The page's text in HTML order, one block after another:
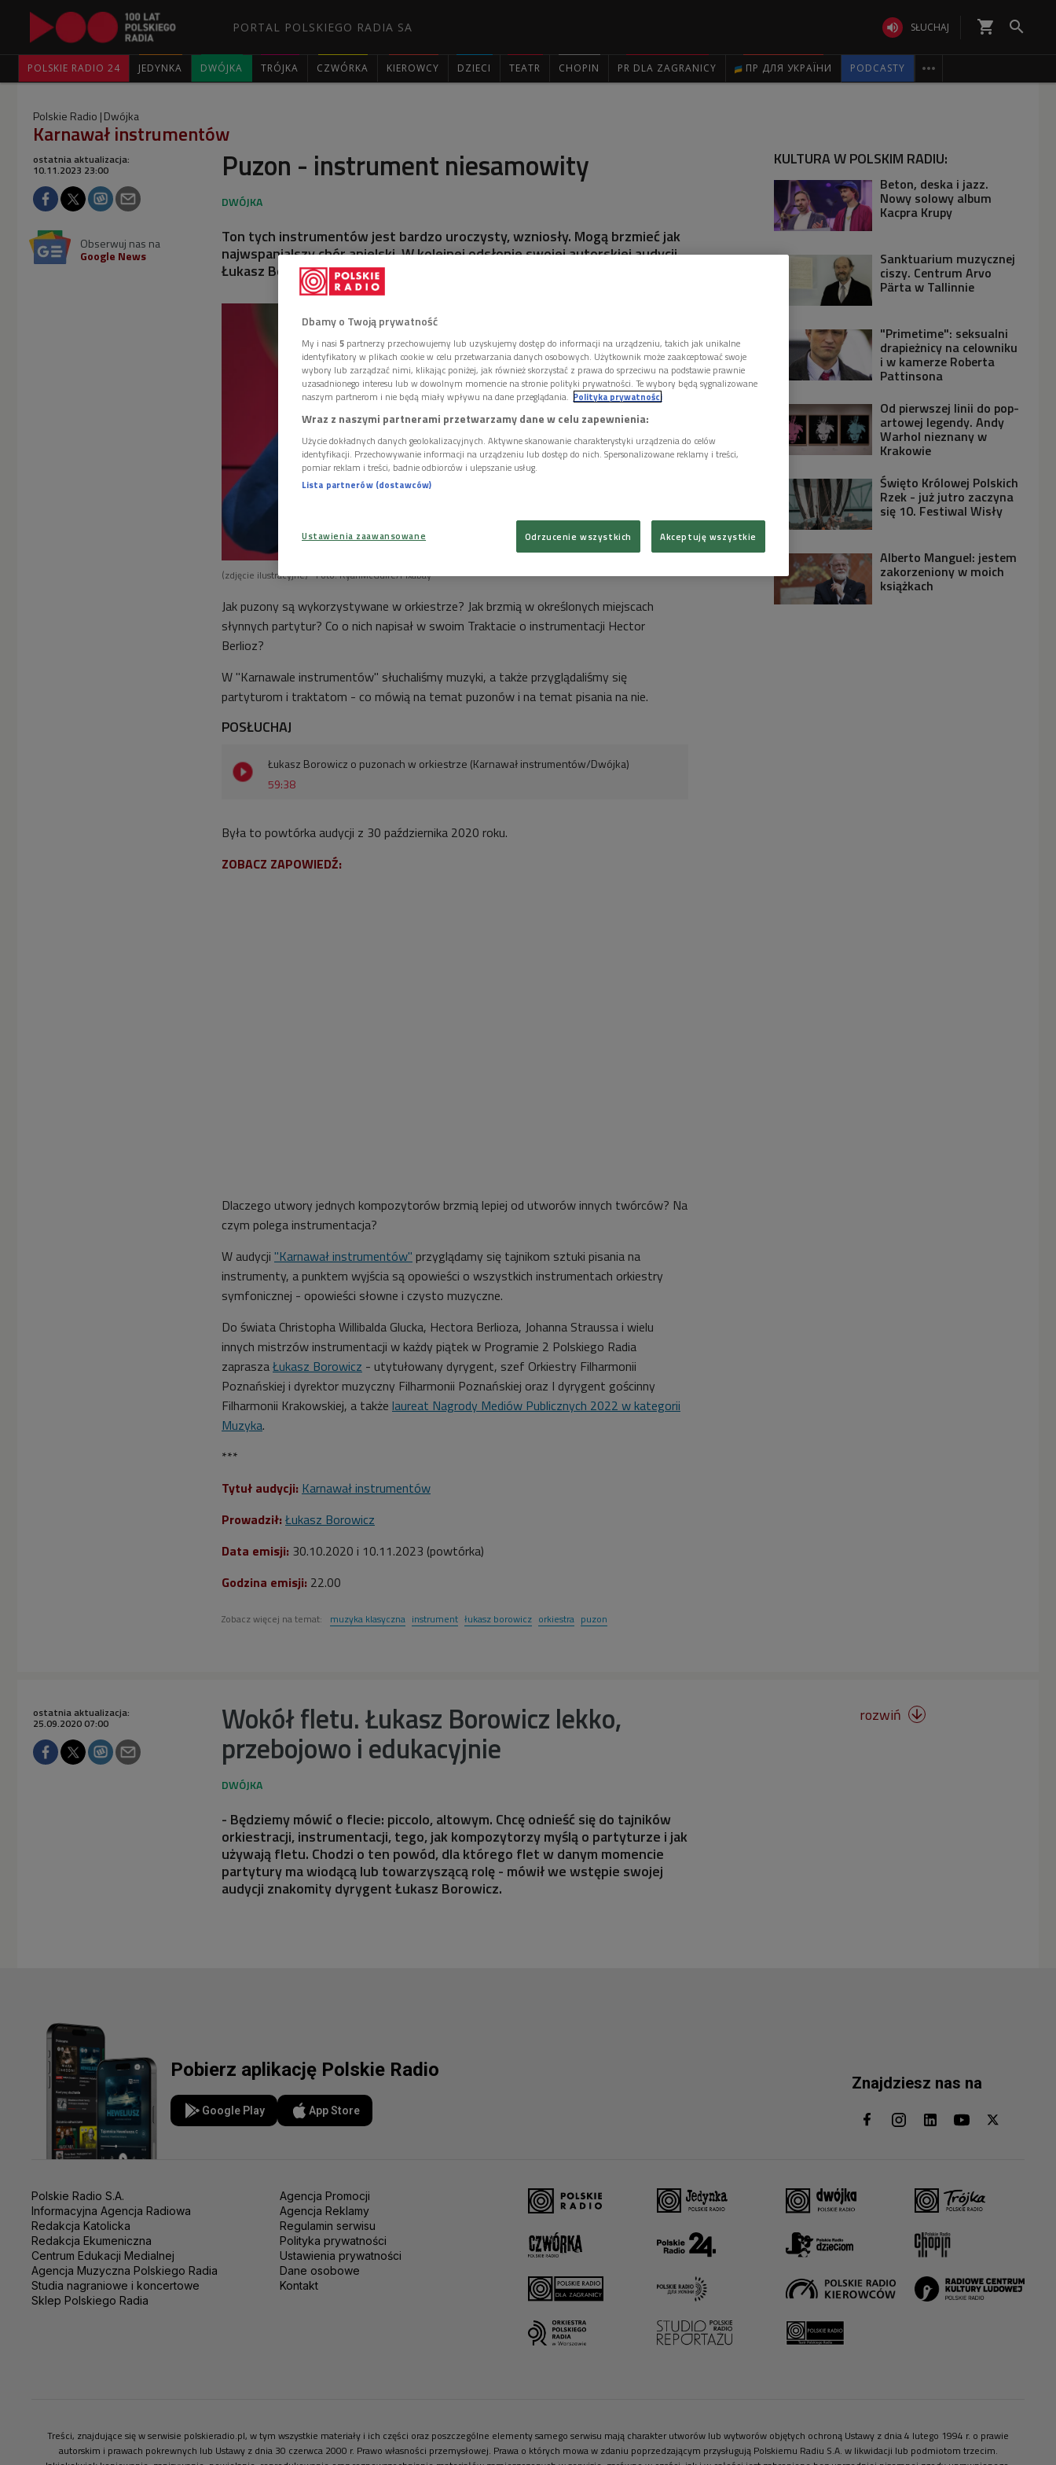
PORTAL POLSKIEGO RADIA SA  SŁUCHAJ shopping_cart 
POLSKIE RADIO 24 JEDYNKA DWÓJKA TRÓJKA CZWÓRKA KIEROWCY DZIECI TEATR CHOPIN PR DLA ZAGRANICY ПР ДЛЯ УКРАЇНИ PODCASTY 
Polskie Radio Dwójka
Karnawał instrumentów
Puzon - instrument niesamowity
ostatnia aktualizacja:
10.11.2023 23:00
Obserwuj nas na
Google News
Ton tych instrumentów jest bardzo uroczysty, wzniosły. Mogą brzmieć jak
najwspanialszy chór anielski. W kolejnej odsłonie swojej autorskiej audycji
Łukasz Borowicz opowiadał o puzonach.
(zdjęcie ilustracyjne) Foto: RyanMcGuire/Pixabay
Jak puzony są wykorzystywane w orkiestrze? Jak brzmią w określonych miejscach
słynnych partytur? Co o nich napisał w swoim Traktacie o instrumentacji Hector
Berlioz?
W "Karnawale instrumentów" słuchaliśmy muzyki, a także przyglądaliśmy się
partyturom i traktatom - co mówią na temat puzonów i na temat pisania na nie.
POSŁUCHAJ
59:38
Łukasz Borowicz o puzonach w orkiestrze (Karnawał instrumentów/Dwójka)
Była to powtórka audycji z 30 października 2020 roku.
ZOBACZ ZAPOWIEDŹ:
Dlaczego utwory jednych kompozytorów brzmią lepiej od utworów innych twórców? Na
czym polega instrumentacja?
W audycji "Karnawał instrumentów" przyglądamy się tajnikom sztuki pisania na
instrumenty, a punktem wyjścia są opowieści o wszystkich instrumentach orkiestry
symfonicznej - opowieści słowne i czysto muzyczne.
Do świata Christopha Willibalda Glucka, Hectora Berlioza, Johanna Straussa i wielu
innych mistrzów instrumentacji w każdy piątek w Programie 2 Polskiego Radia
zapraszaŁukasz Borowicz - utytułowany dyrygent, szef Orkiestry Filharmonii
Poznańskiej i dyrektor muzyczny Filharmonii Poznańskiej oraz I dyrygent gościnny
Filharmonii Krakowskiej, a także laureat Nagrody Mediów Publicznych 2022 w kategorii
Muzyka.
***
Tytuł audycji: Karnawał instrumentów
Prowadził: Łukasz Borowicz
Data emisji: 30.10.2020 i 10.11.2023 (powtórka)
Godzina emisji: 22.00
Zobacz więcej na temat: muzyka klasyczna instrument łukasz borowicz orkiestra puzon
KULTURA W POLSKIM RADIU:
Beton, deska i jazz.
Nowy solowy album
Kacpra Krupy
Sanktuarium muzycznej
ciszy. Centrum Arvo
Pärta w Tallinnie
"Primetime": seksualni
drapieżnicy na celowniku
i w kamerze Roberta
Pattinsona
Od pierwszej linii do pop-
artowej legendy. Andy
Warhol nieznany w
Krakowie
Święto Królowej Polskich
Rzek - już jutro zaczyna
się 10. Festiwal Wisły
Alberto Manguel: jestem
zakorzeniony w moich
książkach
Wokół fletu. Łukasz Borowicz lekko,
przebojowo i edukacyjnie
ostatnia aktualizacja:
25.09.2020 07:00
- Będziemy mówić o flecie: piccolo, altowym. Chcę odnieść się do tajników
orkiestracji, instrumentacji, tego, jak kompozytorzy myślą o partyturze i jak
używają fletu. Chodzi o ten powód, dla którego flet w danym momencie
partytury ma wiodącą lub towarzyszącą rolę - mówił we wstępie swojej
audycji znakomity dyrygent Łukasz Borowicz.
rozwiń 
Pobierz aplikację Polskie Radio
Google Play App Store
Znajdziesz nas na
Polskie Radio S.A.
Informacyjna Agencja Radiowa
Redakcja Katolicka
Redakcja Ekumeniczna
Centrum Edukacji Medialnej
Agencja Muzyczna Polskiego Radia
Studia nagraniowe i koncertowe
Sklep Polskiego Radia
Agencja Promocji
Agencja Reklamy
Regulamin serwisu
Polityka prywatności
Ustawienia prywatności
Dane osobowe
Kontakt
Treści, znajdujące się w serwisie polskieradio.pl, w tym wszystkie materiały i ich części oraz poszczególne elementy samego serwisu mają charakter utworów lub wytworów objętych ochroną Ustawy z dnia 4 lutego 1994 r. o prawie
autorskim i prawach pokrewnych lub Ustawy z dnia 30 czerwca 2000 r. Prawo własności przemysłowej. Prawa o których mowa w zdaniu poprzedzającym przysługują Polskiemu Radiu S.A. w likwidacji lub podmiotom trzecim.
Dbamy o Twoją prywatność
My i nasi 5 partnerzy przechowujemy lub uzyskujemy dostęp do informacji na urządzeniu, takich jak unikalne
identyfikatory w plikach cookie w celu przetwarzania danych osobowych. Użytkownik może zaakceptować swoje
wybory lub zarządzać nimi, klikając poniżej, jak również skorzystać z prawa do sprzeciwu na podstawie prawnie
uzasadnionego interesu lub w dowolnym momencie na stronie polityki prywatności. Te wybory będą sygnalizowane
naszym partnerom i nie będą miały wpływu na dane przeglądania. Polityka prywatności
Wraz z naszymi partnerami przetwarzamy dane w celu zapewnienia:
Użycie dokładnych danych geolokalizacyjnych. Aktywne skanowanie charakterystyki urządzenia do celów
identyfikacji. Przechowywanie informacji na urządzeniu lub dostęp do nich. Spersonalizowane reklamy i treści,
pomiar reklam i treści, badnie odbiorców i ulepszanie usług.
Lista partnerów (dostawców)
Ustawienia zaawansowane Odrzucenie wszystkich Akceptuję wszystkie